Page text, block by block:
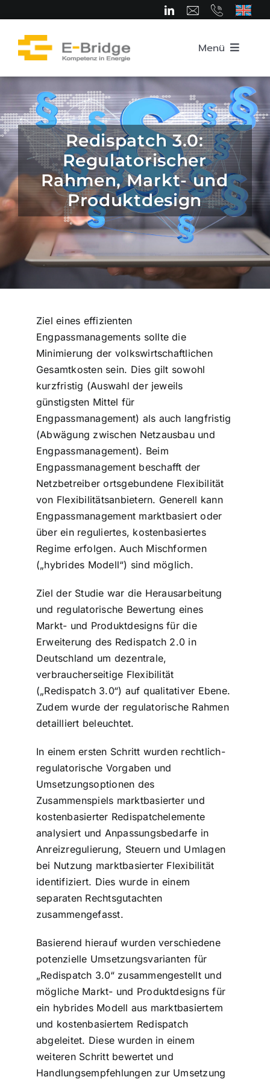
springen
Menü
Startseite
Über uns
Team
Kompetenzbereiche
Karriere
Redispatch 3.0:
Regulatorischer
Rahmen, Markt- und
Produktdesign
Ziel eines effizienten
Engpassmanagements sollte die
Minimierung der volkswirtschaftlichen
Gesamtkosten sein. Dies gilt sowohl
kurzfristig (Auswahl der jeweils
günstigsten Mittel für
Engpassmanagement) als auch langfristig
(Abwägung zwischen Netzausbau und
Engpassmanagement). Beim
Engpassmanagement beschafft der
Netzbetreiber ortsgebundene Flexibilität
von Flexibilitätsanbietern. Generell kann
Engpassmanagement marktbasiert oder
über ein reguliertes, kostenbasiertes
Regime erfolgen. Auch Mischformen
(„hybrides Modell“) sind möglich.
Ziel der Studie war die Herausarbeitung
und regulatorische Bewertung eines
Markt- und Produktdesigns für die
Erweiterung des Redispatch 2.0 in
Deutschland um dezentrale,
verbraucherseitige Flexibilität
(„Redispatch 3.0“) auf qualitativer Ebene.
Zudem wurde der regulatorische Rahmen
detailliert beleuchtet.
In einem ersten Schritt wurden rechtlich-
regulatorische Vorgaben und
Umsetzungsoptionen des
Zusammenspiels marktbasierter und
kostenbasierter Redispatchelemente
analysiert und Anpassungsbedarfe in
Anreizregulierung, Steuern und Umlagen
bei Nutzung marktbasierter Flexibilität
identifiziert. Dies wurde in einem
separaten Rechtsgutachten
zusammengefasst.
Basierend hierauf wurden verschiedene
potenzielle Umsetzungsvarianten für
„Redispatch 3.0“ zusammengestellt und
mögliche Markt- und Produktdesigns für
ein hybrides Modell aus marktbasiertem
und kostenbasiertem Redispatch
abgeleitet. Diese wurden in einem
weiteren Schritt bewertet und
Handlungsempfehlungen zur Umsetzung